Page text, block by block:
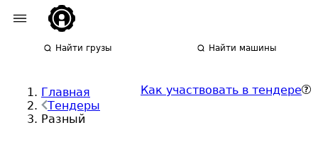
Найти грузы Найти машины
Главная
Тендеры
Разный
Как участвовать в тендере